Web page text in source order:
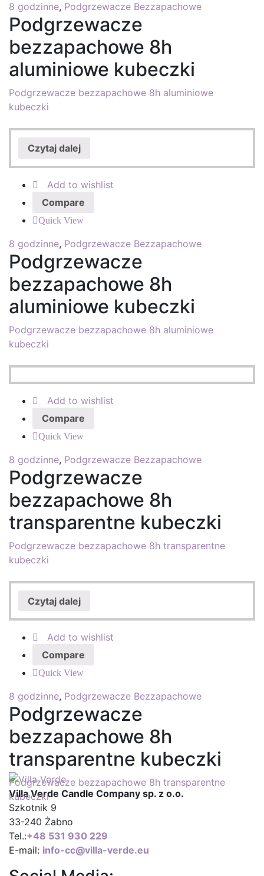
8 godzinne, Podgrzewacze Bezzapachowe
Podgrzewacze
bezzapachowe 8h
aluminiowe kubeczki
Podgrzewacze bezzapachowe 8h aluminiowe
kubeczki
Czytaj dalej
Add to wishlist
Compare
Quick View
8 godzinne, Podgrzewacze Bezzapachowe
Podgrzewacze
bezzapachowe 8h
aluminiowe kubeczki
Podgrzewacze bezzapachowe 8h aluminiowe
kubeczki
Add to wishlist
Compare
Quick View
8 godzinne, Podgrzewacze Bezzapachowe
Podgrzewacze
bezzapachowe 8h
transparentne kubeczki
Podgrzewacze bezzapachowe 8h transparentne
kubeczki
Czytaj dalej
Add to wishlist
Compare
Quick View
8 godzinne, Podgrzewacze Bezzapachowe
Podgrzewacze
bezzapachowe 8h
transparentne kubeczki
Podgrzewacze bezzapachowe 8h transparentne
kubeczki
Villa Verde Candle Company sp. z o.o.
Szkotnik 9
33-240 Żabno
Tel.:+48 531 930 229
E-mail: info-cc@villa-verde.eu